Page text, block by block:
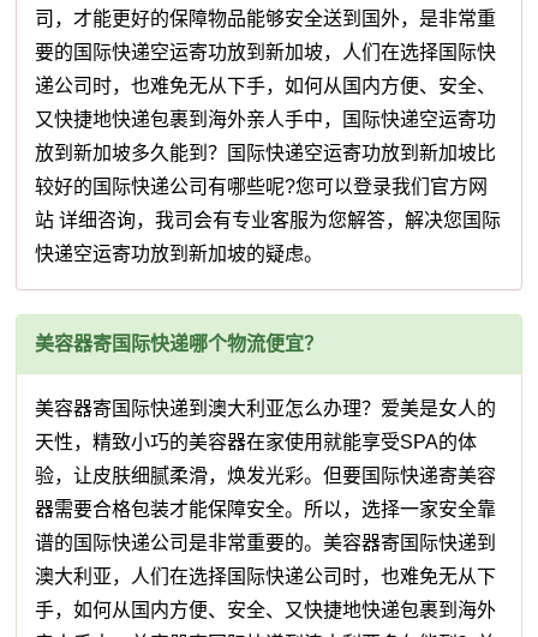
司，才能更好的保障物品能够安全送到国外，是非常重
要的国际快递空运寄功放到新加坡，人们在选择国际快
递公司时，也难免无从下手，如何从国内方便、安全、
又快捷地快递包裹到海外亲人手中，国际快递空运寄功
放到新加坡多久能到？国际快递空运寄功放到新加坡比
较好的国际快递公司有哪些呢?您可以登录我们官方网
站 详细咨询，我司会有专业客服为您解答，解决您国际
快递空运寄功放到新加坡的疑虑。
美容器寄国际快递哪个物流便宜？
美容器寄国际快递到澳大利亚怎么办理？爱美是女人的
天性，精致小巧的美容器在家使用就能享受SPA的体
验，让皮肤细腻柔滑，焕发光彩。但要国际快递寄美容
器需要合格包装才能保障安全。所以，选择一家安全靠
谱的国际快递公司是非常重要的。美容器寄国际快递到
澳大利亚，人们在选择国际快递公司时，也难免无从下
手，如何从国内方便、安全、又快捷地快递包裹到海外